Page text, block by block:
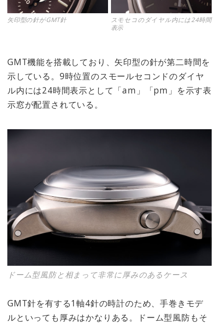
矢印型の針がGMT針
スモセコのダイヤル内には24時間
表示
GMT機能を搭載しており、矢印型の針が第二時間を
示している。9時位置のスモールセコンドのダイヤ
ル内には24時間表示として「am」「pm」を示す表
示窓が配置されている。
ドーム型風防と相まって非常に厚みのあるケース
GMT針を有する1軸4針の時計のため、手巻きモデ
ルといっても厚みはかなりある。ドーム型風防もそ